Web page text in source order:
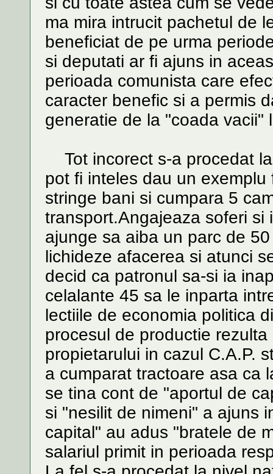
ma mira intrucit pachetul de
beneficiat de pe urma
si deputati ar fi ajuns in
perioada comunista care
caracter benefic si a permis
generatie de la "coada vacii"
Tot incorect s-a procedat
pot fi inteles dau un
stringe bani si cumpara 5
transport.Angajeaza soferi
ajunge sa aiba un parc de
lichideze afacerea si atunci
decid ca patronul sa-si ia
celalante 45 sa le inparta
lectiile de economia politica
procesul de productie
propietarului in cazul C.A.P.
a cumparat tractoare asa ca
se tina cont de "aportul de
si "nesilit de nimeni" a ajuns
capital" au adus "bratele de
salariul primit in perioada